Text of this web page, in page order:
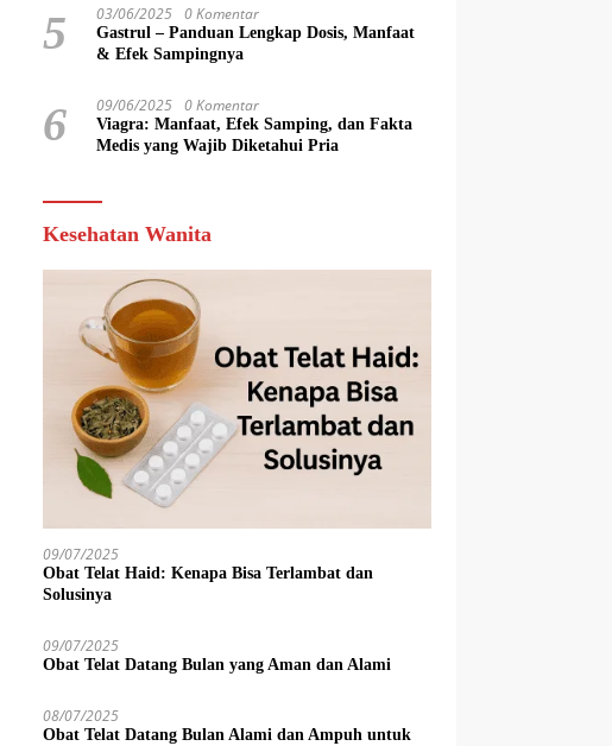
5 03/06/2025 0 Komentar
Gastrul – Panduan Lengkap Dosis, Manfaat
& Efek Sampingnya
6 09/06/2025 0 Komentar
Viagra: Manfaat, Efek Samping, dan Fakta
Medis yang Wajib Diketahui Pria
Kesehatan Wanita
09/07/2025
Obat Telat Haid: Kenapa Bisa Terlambat dan
Solusinya
09/07/2025
Obat Telat Datang Bulan yang Aman dan Alami
08/07/2025
Obat Telat Datang Bulan Alami dan Ampuh untuk